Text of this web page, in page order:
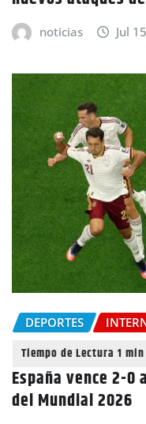
noticias Jul
DEPORTES
España vence 2-
del Mundial 2026